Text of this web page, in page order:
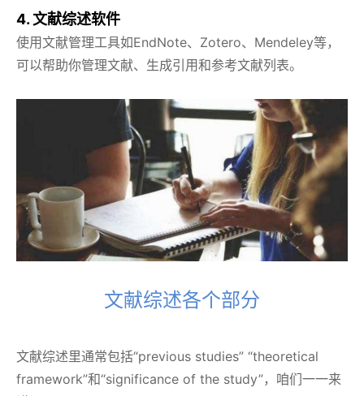
4. 文献综述软件
使用文献管理工具如EndNote、Zotero、Mendeley等，
可以帮助你管理文献、生成引用和参考文献列表。
文献综述各个部分
文献综述里通常包括“previous studies” “theoretical
framework”和“significance of the study”，咱们一一来